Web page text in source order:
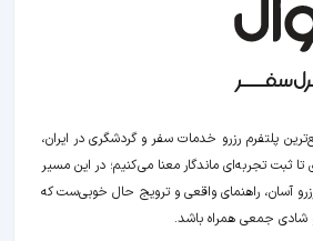
پلتفرم رزرو خدمات سفر و گردشگری در ایران،
ثبت تجربه‌ای ماندگار معنا می‌کنیم؛ در این مسیر‍
آسان، راهنمای واقعی و ترویج حال خوبی‌ست که
شادی جمعی همراه باشد.